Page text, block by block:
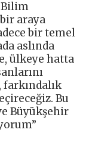
Bilim
araya
bir temel
aslında
ülkeye hatta
Bu
Büyükşehir